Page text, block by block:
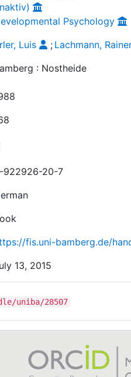
Psychology
Luis ; Lachmann,
: Nostheide
922926-20-7
fis.uni-bamberg.de/
13, 2015
uniba/28507